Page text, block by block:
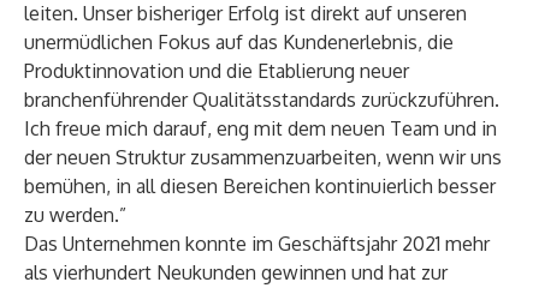
leiten. Unser bisheriger Erfolg ist direkt auf unseren
unermüdlichen Fokus auf das Kundenerlebnis, die
Produktinnovation und die Etablierung neuer
branchenführender Qualitätsstandards zurückzuführen.
Ich freue mich darauf, eng mit dem neuen Team und in
der neuen Struktur zusammenzuarbeiten, wenn wir uns
bemühen, in all diesen Bereichen kontinuierlich besser
zu werden.”
Das Unternehmen konnte im Geschäftsjahr 2021 mehr
als vierhundert Neukunden gewinnen und hat zur